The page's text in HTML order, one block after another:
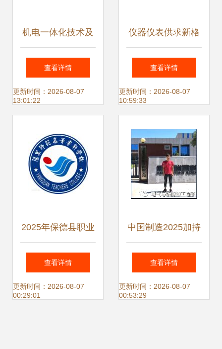
机电一体化技术及
产品开发的现状与
前景
查看详情
更新时间：2026-08-07
13:01:22
仪器仪表供求新格
局与机电一体化技
术产品开发趋势分
查看详情
更新时间：2026-08-07
10:59:33
2025年保德县职业
中学校“3+2”分段大
专班机电一体化技
查看详情
更新时间：2026-08-07
00:29:01
中国制造2025加持
机电一体化技术专
业迎来绝佳发展机
查看详情
更新时间：2026-08-07
00:53:29